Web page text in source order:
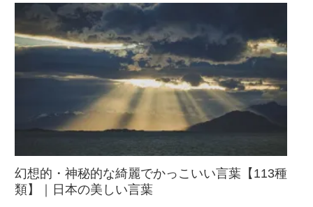
幻想的・神秘的な綺麗でかっこいい言葉【113種
類】｜日本の美しい言葉